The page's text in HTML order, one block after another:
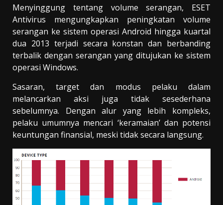
Menyinggung tentang volume serangan, ESET
Antivirus mengungkapkan peningkatan volume
serangan ke sistem operasi Android hingga kuartal
dua 2013 terjadi secara konstan dan berbanding
terbalik dengan serangan yang ditujukan ke sistem
operasi Windows.
Sasaran, target dan modus pelaku dalam
melancarkan aksi juga tidak sesederhana
sebelumnya. Dengan alur yang lebih kompleks,
pelaku umumnya mencari ‘keramaian’ dan potensi
keuntungan finansial, meski tidak secara langsung.